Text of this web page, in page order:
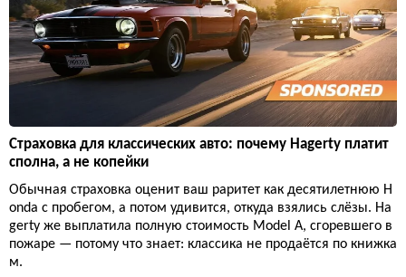
Страховка для классических авто: почему Hagerty платит
сполна, а не копейки
Обычная страховка оценит ваш раритет как десятилетнюю H
onda с пробегом, а потом удивится, откуда взялись слёзы. Ha
gerty же выплатила полную стоимость Model A, сгоревшего в
пожаре — потому что знает: классика не продаётся по книжка
м.